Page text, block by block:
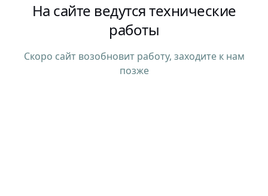
На сайте ведутся технические
работы
Скоро сайт возобновит работу, заходите к нам
позже